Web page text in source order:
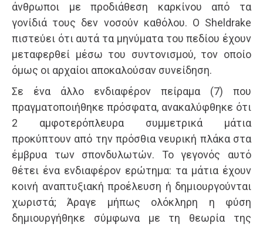
άνθρωποι με προδιάθεση καρκίνου από τα
γονίδιά τους δεν νοσούν καθόλου. Ο Sheldrake
πιστεύει ότι αυτά τα μηνύματα του πεδίου έχουν
μεταφερθεί μέσω του συντονισμού, τον οποίο
όμως οι αρχαίοι αποκαλούσαν συνείδηση.
Σε ένα άλλο ενδιαφέρον πείραμα (7) που
πραγματοποιήθηκε πρόσφατα, ανακαλύφθηκε ότι
2 αμφοτερόπλευρα συμμετρικά μάτια
προκύπτουν από την πρόσθια νευρική πλάκα στα
έμβρυα των σπονδυλωτών. Το γεγονός αυτό
θέτει ένα ενδιαφέρον ερώτημα: τα μάτια έχουν
κοινή αναπτυξιακή προέλευση ή δημιουργούνται
χωριστά; Άραγε μήπως ολόκληρη η φύση
δημιουργήθηκε σύμφωνα με τη θεωρία της